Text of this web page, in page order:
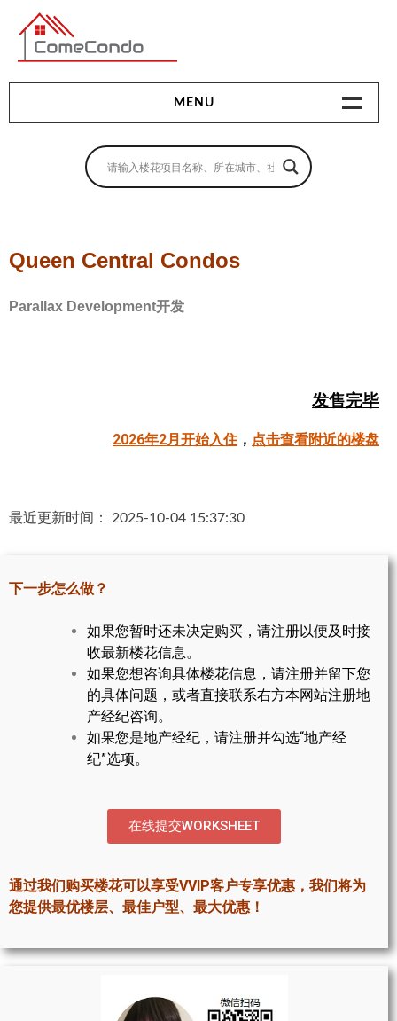
多伦多最新最全的楼花搜索引擎
MENU
地产相关
卖房指南
贷款指南
楼花大全
楼花地图
楼花转让专区
多伦多市中心楼花项目
怡陶碧谷社区介绍
怡陶碧谷楼花项目
北约克楼花项目
世嘉堡楼花项目
密西沙加社区介绍
密西沙加楼花项目
奥克维尔社区介绍
奥克维尔楼花项目
Queen Central Condos
Parallax Development开发
发售完毕
2026年2月开始入住 ， 点击查看附近的楼盘
最近更新时间： 2025-10-04 15:37:30
下一步怎么做？
如果您暂时还未决定购买，请注册以便及时接
收最新楼花信息。
如果您想咨询具体楼花信息，请注册并留下您
的具体问题，或者直接联系右方本网站注册地
产经纪咨询。
如果您是地产经纪，请注册并勾选“地产经
纪”选项。
在线提交WORKSHEET
通过我们购买楼花可以享受VVIP客户专享优惠，我们将为
您提供最优楼层、最佳户型、最大优惠！